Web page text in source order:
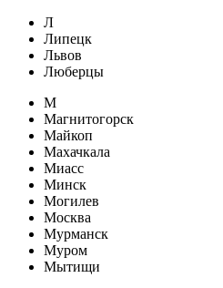
Л
Липецк
Львов
Люберцы
М
Магнитогорск
Майкоп
Махачкала
Миасс
Минск
Могилев
Москва
Мурманск
Муром
Мытищи